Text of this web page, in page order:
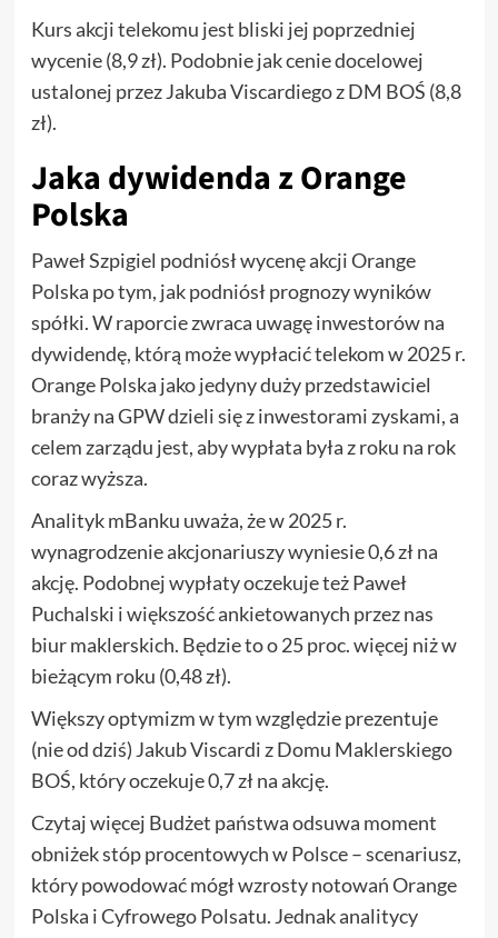
Kurs akcji telekomu jest bliski jej poprzedniej
wycenie (8,9 zł). Podobnie jak cenie docelowej
ustalonej przez Jakuba Viscardiego z DM BOŚ (8,8
zł).
Jaka dywidenda z Orange
Polska
Paweł Szpigiel podniósł wycenę akcji Orange
Polska po tym, jak podniósł prognozy wyników
spółki. W raporcie zwraca uwagę inwestorów na
dywidendę, którą może wypłacić telekom w 2025 r.
Orange Polska jako jedyny duży przedstawiciel
branży na GPW dzieli się z inwestorami zyskami, a
celem zarządu jest, aby wypłata była z roku na rok
coraz wyższa.
Analityk mBanku uważa, że w 2025 r.
wynagrodzenie akcjonariuszy wyniesie 0,6 zł na
akcję. Podobnej wypłaty oczekuje też Paweł
Puchalski i większość ankietowanych przez nas
biur maklerskich. Będzie to o 25 proc. więcej niż w
bieżącym roku (0,48 zł).
Większy optymizm w tym względzie prezentuje
(nie od dziś) Jakub Viscardi z Domu Maklerskiego
BOŚ, który oczekuje 0,7 zł na akcję.
Czytaj więcej Budżet państwa odsuwa moment
obniżek stóp procentowych w Polsce – scenariusz,
który powodować mógł wzrosty notowań Orange
Polska i Cyfrowego Polsatu. Jednak analitycy